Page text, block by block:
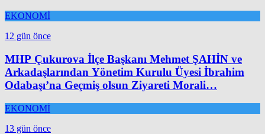
EKONOMİ
12 gün önce
MHP Çukurova İlçe Başkanı Mehmet ŞAHİN ve
Arkadaşlarından Yönetim Kurulu Üyesi İbrahim
Odabaşı’na Geçmiş olsun Ziyareti Morali…
EKONOMİ
13 gün önce